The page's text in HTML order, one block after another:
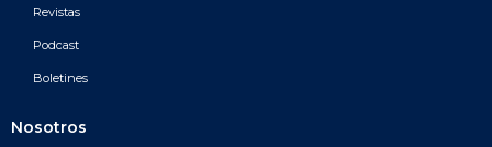
Revistas
Podcast
Boletines
Nosotros